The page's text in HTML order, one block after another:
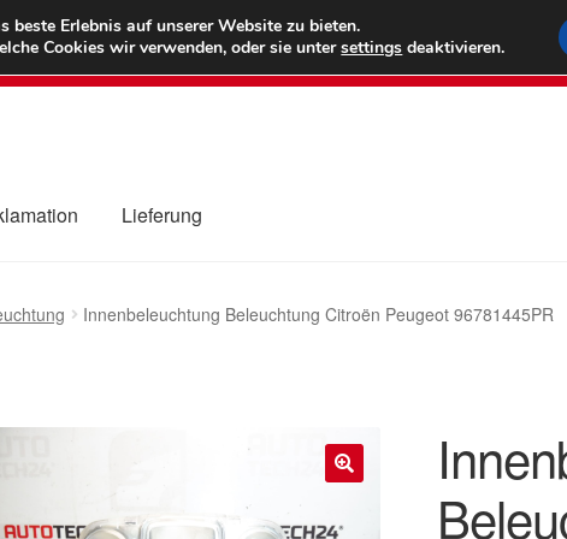
6 EUR
(800)
Lieferung
Innenbeleuchtung Beleuchtung Citroën Peugeot 96781445PR
beste Erlebnis auf unserer Website zu bieten.
Cookies wir verwenden, oder sie untersettings deaktivieren.